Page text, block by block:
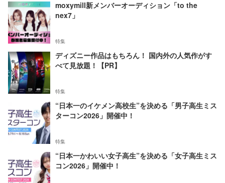
moxymill新メンバーオーディション「to the
nex7」
特集
ディズニー作品はもちろん！ 国内外の人気作がす
べて見放題！【PR】
特集
“日本一のイケメン高校生”を決める「男子高生ミス
ターコン2026」開催中！
特集
“日本一かわいい女子高生”を決める「女子高生ミス
コン2026」開催中！